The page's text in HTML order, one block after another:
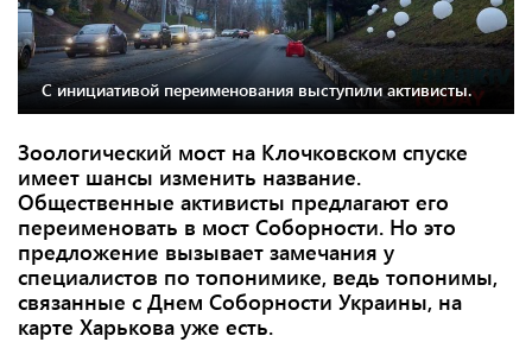
С инициативой переименования выступили активисты.
Зоологический мост на Клочковском спуске
имеет шансы изменить название.
Общественные активисты предлагают его
переименовать в мост Соборности. Но это
предложение вызывает замечания у
специалистов по топонимике, ведь топонимы,
связанные с Днем Соборности Украины, на
карте Харькова уже есть.